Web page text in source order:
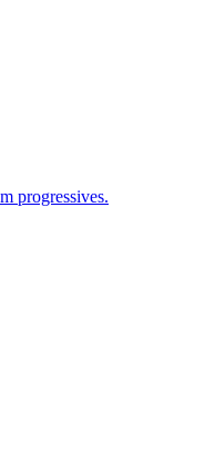
progressives.